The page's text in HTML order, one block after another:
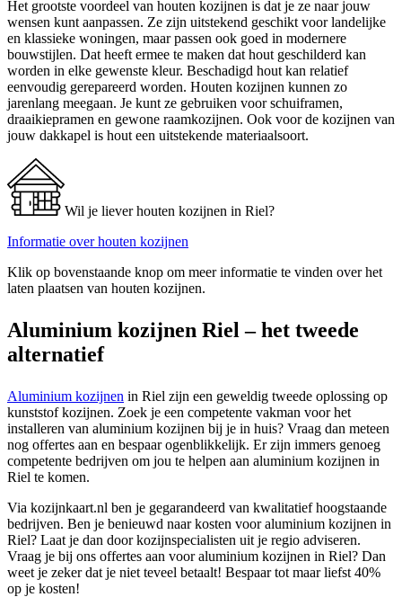
Het grootste voordeel van houten kozijnen is dat je ze naar jouw
wensen kunt aanpassen. Ze zijn uitstekend geschikt voor landelijke
en klassieke woningen, maar passen ook goed in modernere
bouwstijlen. Dat heeft ermee te maken dat hout geschilderd kan
worden in elke gewenste kleur. Beschadigd hout kan relatief
eenvoudig gerepareerd worden. Houten kozijnen kunnen zo
jarenlang meegaan. Je kunt ze gebruiken voor schuiframen,
draaikiepramen en gewone raamkozijnen. Ook voor de kozijnen van
jouw dakkapel is hout een uitstekende materiaalsoort.
Wil je liever houten kozijnen in Riel?
Informatie over houten kozijnen
Klik op bovenstaande knop om meer informatie te vinden over het
laten plaatsen van houten kozijnen.
Aluminium kozijnen Riel – het tweede
alternatief
Aluminium kozijnen in Riel zijn een geweldig tweede oplossing op
kunststof kozijnen. Zoek je een competente vakman voor het
installeren van aluminium kozijnen bij je in huis? Vraag dan meteen
nog offertes aan en bespaar ogenblikkelijk. Er zijn immers genoeg
competente bedrijven om jou te helpen aan aluminium kozijnen in
Riel te komen.
Via kozijnkaart.nl ben je gegarandeerd van kwalitatief hoogstaande
bedrijven. Ben je benieuwd naar kosten voor aluminium kozijnen in
Riel? Laat je dan door kozijnspecialisten uit je regio adviseren.
Vraag je bij ons offertes aan voor aluminium kozijnen in Riel? Dan
weet je zeker dat je niet teveel betaalt! Bespaar tot maar liefst 40%
op je kosten!